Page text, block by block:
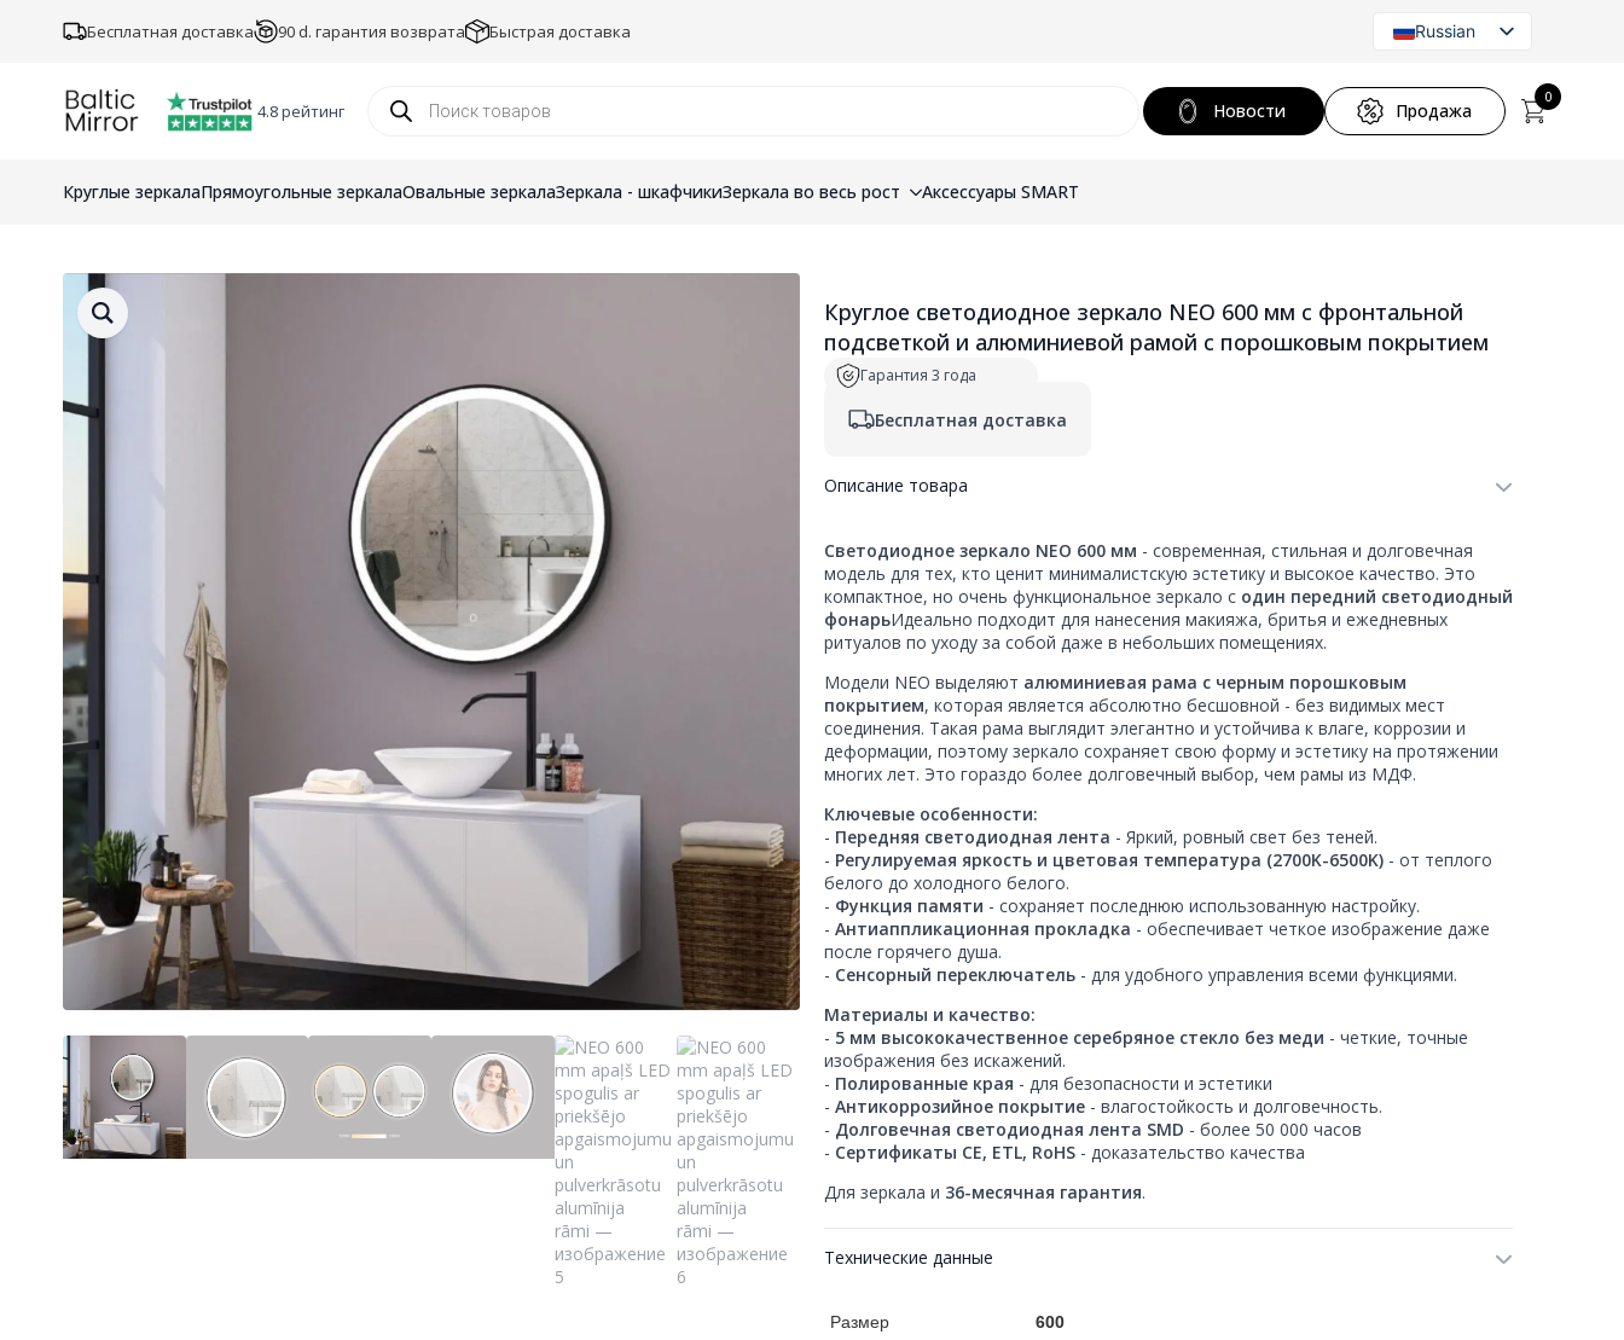
Бесплатная доставка 90 d. гарантия возврата Быстрая доставка
Russian
English
4.8 рейтинг товаров Новости Продажа
0
Круглые зеркалаПрямоугольные зеркалаОвальные зеркалаЗеркала - шкафчикиЗеркала во весь рост Аксессуары SMART
Круглое светодиодное зеркало NEO 600 мм с фронтальной
подсветкой и алюминиевой рамой с порошковым покрытием
Гарантия 3 года
Бесплатная доставка
Описание товара
Светодиодное зеркало NEO 600 мм - современная, стильная и долговечная
модель для тех, кто ценит минималистскую эстетику и высокое качество. Это
компактное, но очень функциональное зеркало с один передний светодиодный
фонарьИдеально подходит для нанесения макияжа, бритья и ежедневных
ритуалов по уходу за собой даже в небольших помещениях.
Модели NEO выделяют алюминиевая рама с черным порошковым
покрытием, которая является абсолютно бесшовной - без видимых мест
соединения. Такая рама выглядит элегантно и устойчива к влаге, коррозии и
деформации, поэтому зеркало сохраняет свою форму и эстетику на протяжении
многих лет. Это гораздо более долговечный выбор, чем рамы из МДФ.
Ключевые особенности:
- Передняя светодиодная лента - Яркий, ровный свет без теней.
- Регулируемая яркость и цветовая температура (2700K-6500K) - от теплого
белого до холодного белого.
- Функция памяти - сохраняет последнюю использованную настройку.
- Антиаппликационная прокладка - обеспечивает четкое изображение даже
после горячего душа.
- Сенсорный переключатель - для удобного управления всеми функциями.
Материалы и качество:
- 5 мм высококачественное серебряное стекло без меди - четкие, точные
изображения без искажений.
- Полированные края - для безопасности и эстетики
- Антикоррозийное покрытие - влагостойкость и долговечность.
- Долговечная светодиодная лента SMD - более 50 000 часов
- Сертификаты CE, ETL, RoHS - доказательство качества
Для зеркала и 36-месячная гарантия.
Технические данные
Размер 600